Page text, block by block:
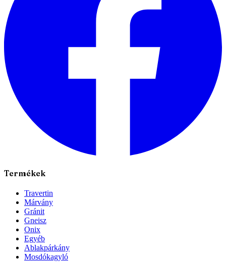
Termékek
Travertin
Márvány
Gránit
Gneisz
Onix
Egyéb
Ablakpárkány
Mosdókagyló